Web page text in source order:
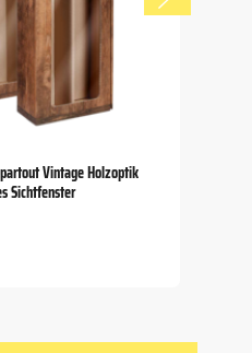
Vintage Holzoptik
Sichtfenster